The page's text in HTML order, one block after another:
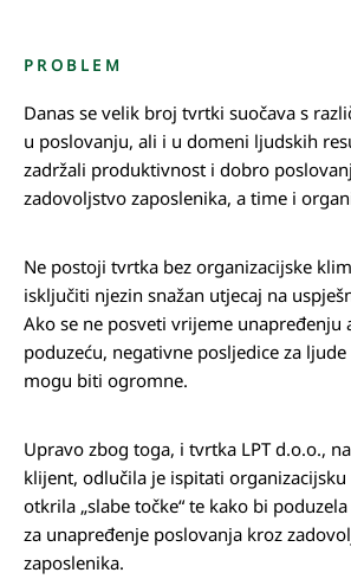
PROBLEM
Danas se velik broj tvrtki suočava s
u poslovanju, ali i u domeni ljudskih
zadržali produktivnost i dobro
zadovoljstvo zaposlenika, a time i
Ne postoji tvrtka bez organizacijske
isključiti njezin snažan utjecaj na
Ako se ne posveti vrijeme unapređenju
poduzeću, negativne posljedice za
mogu biti ogromne.
Upravo zbog toga, i tvrtka LPT d.o.o.,
klijent, odlučila je ispitati
otkrila „slabe točke“ te kako bi
za unapređenje poslovanja kroz
zaposlenika.